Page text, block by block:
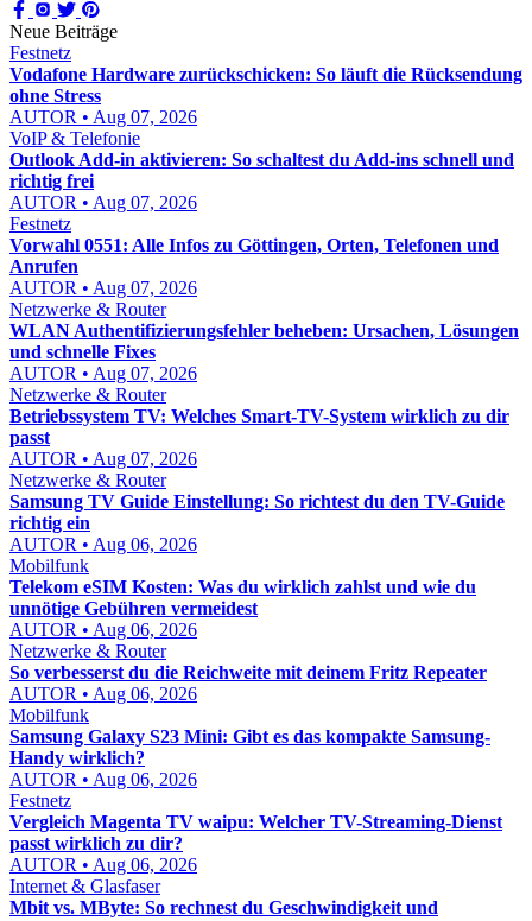
Neue Beiträge
Festnetz
Vodafone Hardware zurückschicken: So läuft die Rücksendung
ohne Stress
AUTOR • Aug 07, 2026
VoIP & Telefonie
Outlook Add-in aktivieren: So schaltest du Add-ins schnell und
richtig frei
AUTOR • Aug 07, 2026
Festnetz
Vorwahl 0551: Alle Infos zu Göttingen, Orten, Telefonen und
Anrufen
AUTOR • Aug 07, 2026
Netzwerke & Router
WLAN Authentifizierungsfehler beheben: Ursachen, Lösungen
und schnelle Fixes
AUTOR • Aug 07, 2026
Netzwerke & Router
Betriebssystem TV: Welches Smart-TV-System wirklich zu dir
passt
AUTOR • Aug 07, 2026
Netzwerke & Router
Samsung TV Guide Einstellung: So richtest du den TV-Guide
richtig ein
AUTOR • Aug 06, 2026
Mobilfunk
Telekom eSIM Kosten: Was du wirklich zahlst und wie du
unnötige Gebühren vermeidest
AUTOR • Aug 06, 2026
Netzwerke & Router
So verbesserst du die Reichweite mit deinem Fritz Repeater
AUTOR • Aug 06, 2026
Mobilfunk
Samsung Galaxy S23 Mini: Gibt es das kompakte Samsung-
Handy wirklich?
AUTOR • Aug 06, 2026
Festnetz
Vergleich Magenta TV waipu: Welcher TV-Streaming-Dienst
passt wirklich zu dir?
AUTOR • Aug 06, 2026
Internet & Glasfaser
Mbit vs. MByte: So rechnest du Geschwindigkeit und